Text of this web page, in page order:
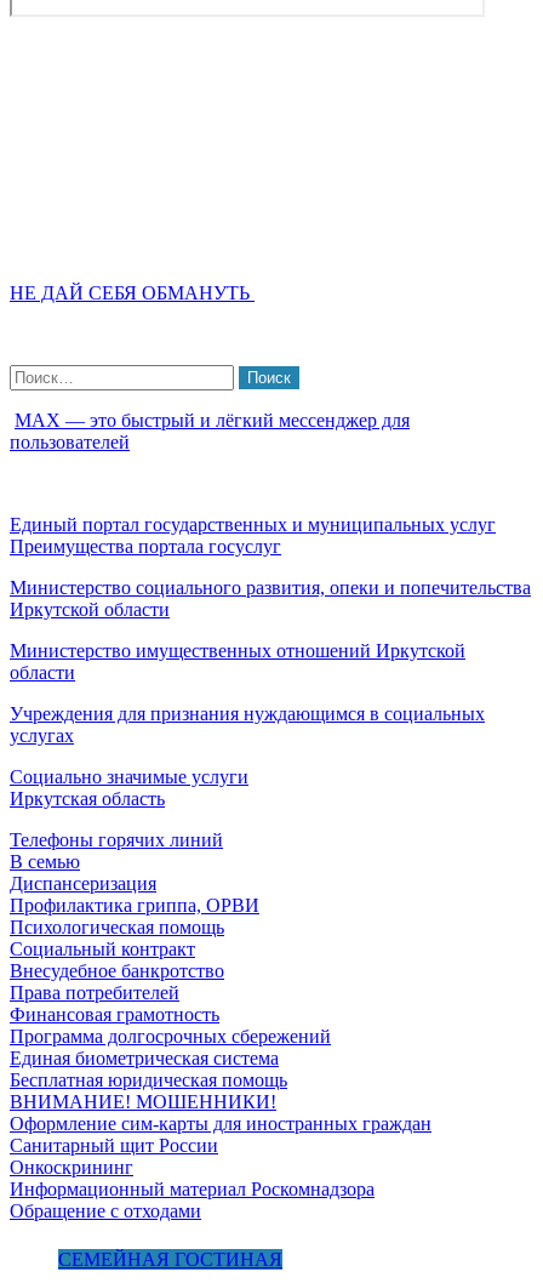
НЕ ДАЙ СЕБЯ ОБМАНУТЬ
Найти:
МАХ — это быстрый и лёгкий мессенджер для
пользователей
Единый портал государственных и муниципальных услуг
Преимущества портала госуслуг
Министерство социального развития, опеки и попечительства
Иркутской области
Министерство имущественных отношений Иркутской
области
Учреждения для признания нуждающимся в социальных
услугах
Социально значимые услуги
Иркутская область
Телефоны горячих линий
В семью
Диспансеризация
Профилактика гриппа, ОРВИ
Психологическая помощь
Социальный контракт
Внесудебное банкротство
Права потребителей
Финансовая грамотность
Программа долгосрочных сбережений
Единая биометрическая система
Бесплатная юридическая помощь
ВНИМАНИЕ! МОШЕННИКИ!
Оформление сим-карты для иностранных граждан
Санитарный щит России
Онкоскрининг
Информационный материал Роскомнадзора
Обращение с отходами
СЕМЕЙНАЯ ГОСТИНАЯ